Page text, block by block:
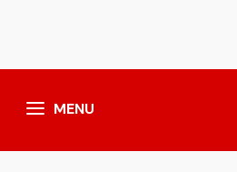
MENU